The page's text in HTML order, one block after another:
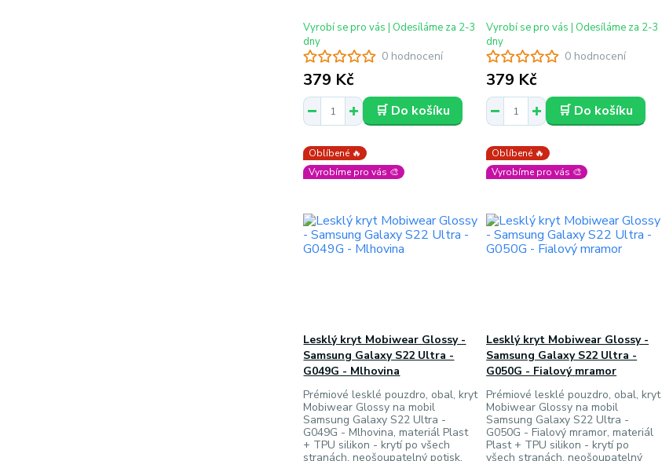
0 hodnocení
379 Kč
Vyrobí se pro vás | Odesíláme za 2-3
dny
🛒 Do košíku
0 hodnocení
379 Kč
Vyrobí se pro vás | Odesíláme za 2-3
dny
🛒 Do košíku
Oblíbené 🔥
Vyrobíme pro vás 🎨
Lesklý kryt Mobiwear Glossy -
Samsung Galaxy S22 Ultra -
G049G - Mlhovina
Prémiové lesklé pouzdro, obal, kryt
Mobiwear Glossy na mobil
Samsung Galaxy S22 Ultra -
G049G - Mlhovina, materiál Plast
+ TPU silikon - krytí po všech
stranách, neošoupatelný potisk,
Oblíbené 🔥
Vyrobíme pro vás 🎨
Lesklý kryt Mobiwear Glossy -
Samsung Galaxy S22 Ultra -
G050G - Fialový mramor
Prémiové lesklé pouzdro, obal, kryt
Mobiwear Glossy na mobil
Samsung Galaxy S22 Ultra -
G050G - Fialový mramor, materiál
Plast + TPU silikon - krytí po
všech stranách, neošoupatelný